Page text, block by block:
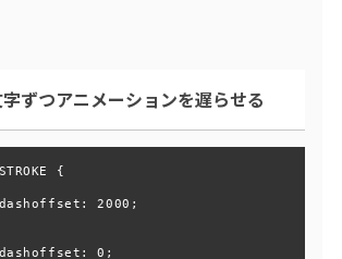
ずつアニメーションを遅らせる
{